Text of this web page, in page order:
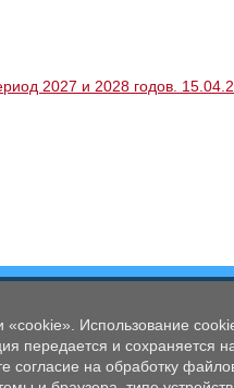
2027 и 2028 годов.
Использование
передается и сохраняется
согласие на обработку